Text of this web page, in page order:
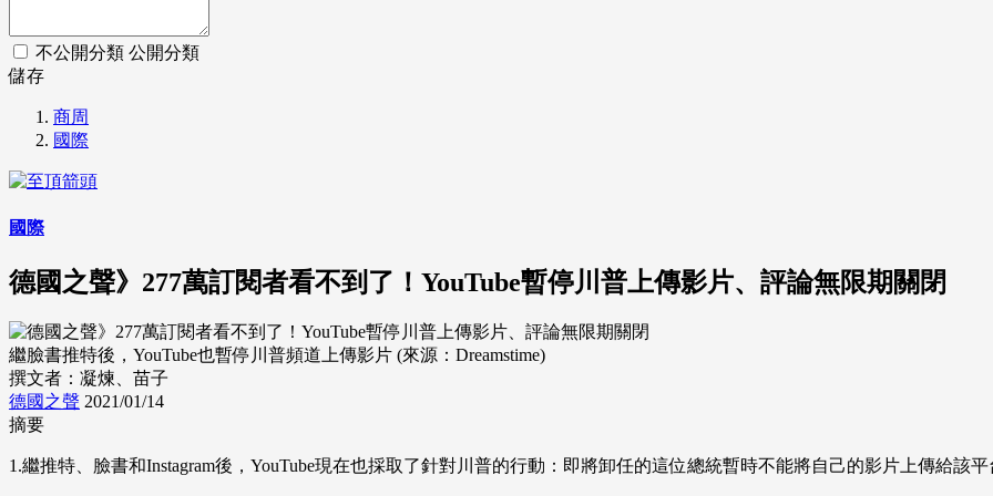
不公開分類 公開分類
儲存
商周
國際
國際
德國之聲》277萬訂閱者看不到了！YouTube暫停川普上傳影片、評論無限期關閉
繼臉書推特後，YouTube也暫停川普頻道上傳影片 (來源：Dreamstime)
撰文者：凝煉、苗子
德國之聲 2021/01/14
摘要
1.繼推特、臉書和Instagram後，YouTube現在也採取了針對川普的行動：即將卸任的這位總統暫時不能將自己的影片上傳給該平